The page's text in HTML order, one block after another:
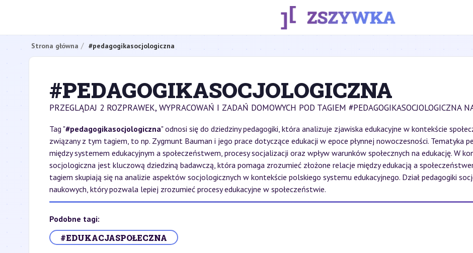
Strona główna #pedagogikasocjologiczna
#PEDAGOGIKASOCJOLOGICZNA
PRZEGLĄDAJ 2 ROZPRAWEK, WYPRACOWAŃ I ZADAŃ DOMOWYCH POD TAGIEM #PEDAGOGIKASOCJOLOGICZNA
Tag "#pedagogikasocjologiczna" odnosi się do dziedziny pedagogiki, która analizuje zjawiska edukacyjne w kontekście
związany z tym tagiem, to np. Zygmunt Bauman i jego prace dotyczące edukacji w epoce płynnej nowoczesności. Tematyka
między systemem edukacyjnym a społeczeństwem, procesy socjalizacji oraz wpływ warunków społecznych na edukację. W
socjologiczna jest kluczową dziedziną badawczą, która pomaga zrozumieć złożone relacje między edukacją a
tagiem skupiają się na analizie aspektów socjologicznych w kontekście polskiego systemu edukacyjnego. Dział pedagogiki
naukowych, który pozwala lepiej zrozumieć procesy edukacyjne w społeczeństwie.
Podobne tagi:
#EDUKACJASPOŁECZNA